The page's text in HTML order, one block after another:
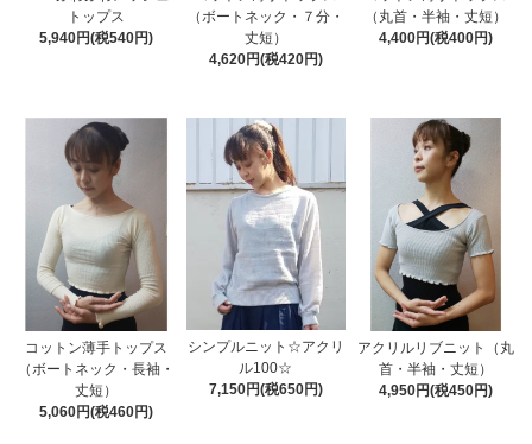
トップス
5,940円(税540円)
（ボートネック・７分・
丈短）
4,620円(税420円)
（丸首・半袖・丈短）
4,400円(税400円)
コットン薄手トップス
（ボートネック・長袖・
丈短）
5,060円(税460円)
シンプルニット☆アクリ
ル100☆
7,150円(税650円)
アクリルリブニット（丸
首・半袖・丈短）
4,950円(税450円)